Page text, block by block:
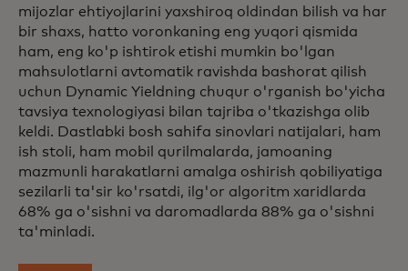
mijozlar ehtiyojlarini yaxshiroq oldindan bilish va har
bir shaxs, hatto voronkaning eng yuqori qismida
ham, eng ko'p ishtirok etishi mumkin bo'lgan
mahsulotlarni avtomatik ravishda bashorat qilish
uchun Dynamic Yieldning chuqur o'rganish bo'yicha
tavsiya texnologiyasi bilan tajriba o'tkazishga olib
keldi. Dastlabki bosh sahifa sinovlari natijalari, ham
ish stoli, ham mobil qurilmalarda, jamoaning
mazmunli harakatlarni amalga oshirish qobiliyatiga
sezilarli ta'sir ko'rsatdi, ilg'or algoritm xaridlarda
68% ga o'sishni va daromadlarda 88% ga o'sishni
ta'minladi.